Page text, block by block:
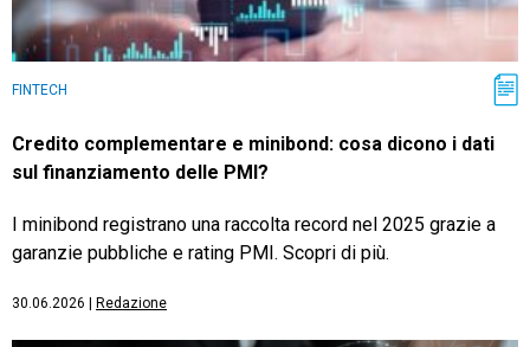
FINTECH
Credito complementare e minibond: cosa dicono i dati
sul finanziamento delle PMI?
I minibond registrano una raccolta record nel 2025 grazie a
garanzie pubbliche e rating PMI. Scopri di più.
30.06.2026 Redazione